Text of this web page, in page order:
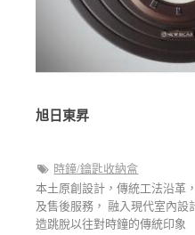
旭日東昇
時鐘/鑰匙收納盒
本土原創設計，傳統工法沿革
及售後服務， 融入現代室內設
造跳脫以往對時鐘的傳統印象